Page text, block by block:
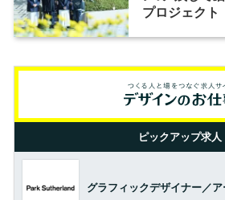
プロジェクト
ピックアップ求人
グラフィックデザイナー／